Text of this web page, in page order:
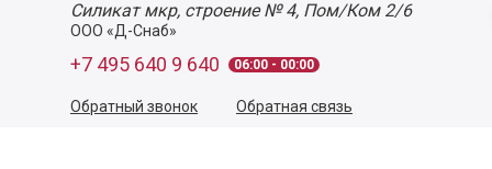
Силикат мкр, строение № 4, Пом/Ком 2/6
ООО «Д-Снаб»
+7 495 640 9 640 06:00 - 00:00
Обратный звонок Обратная связь